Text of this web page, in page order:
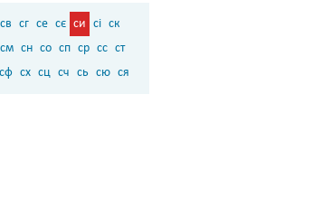
св сг се сє си сі ск
см сн со сп ср сс ст
сф сх сц сч сь сю ся